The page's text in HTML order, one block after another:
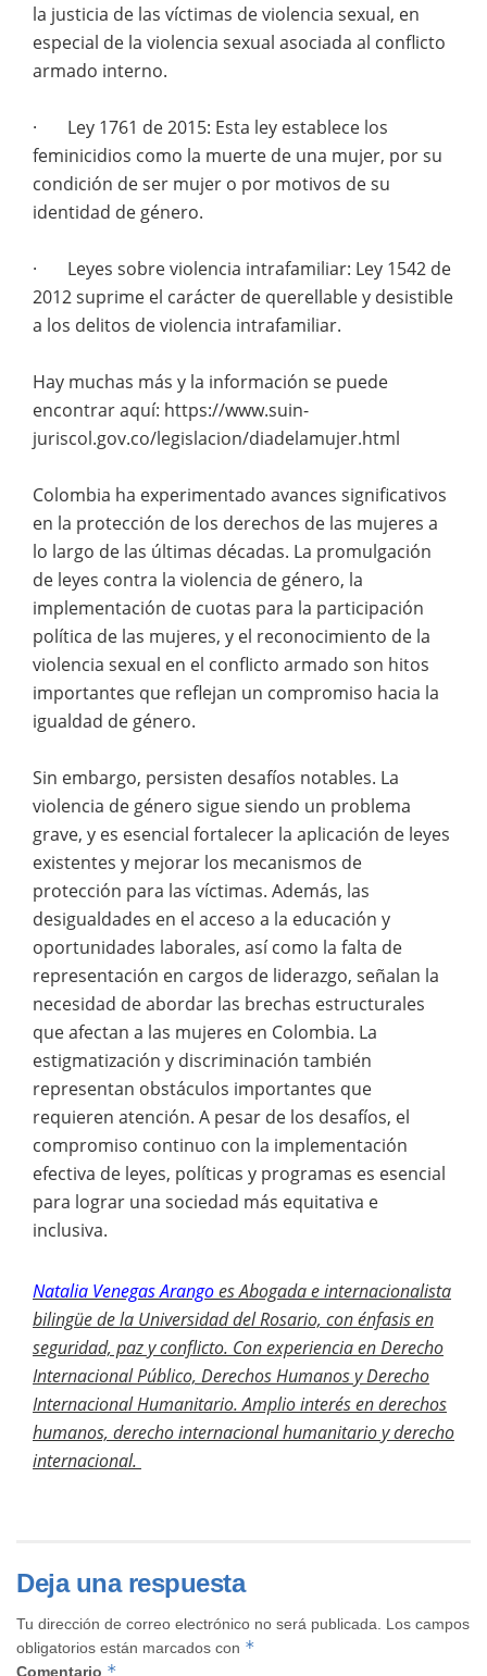
la justicia de las víctimas de violencia sexual, en
especial de la violencia sexual asociada al conflicto
armado interno.
· Ley 1761 de 2015: Esta ley establece los
feminicidios como la muerte de una mujer, por su
condición de ser mujer o por motivos de su
identidad de género.
· Leyes sobre violencia intrafamiliar: Ley 1542 de
2012 suprime el carácter de querellable y desistible
a los delitos de violencia intrafamiliar.
Hay muchas más y la información se puede
encontrar aquí: https://www.suin-
juriscol.gov.co/legislacion/diadelamujer.html
Colombia ha experimentado avances significativos
en la protección de los derechos de las mujeres a
lo largo de las últimas décadas. La promulgación
de leyes contra la violencia de género, la
implementación de cuotas para la participación
política de las mujeres, y el reconocimiento de la
violencia sexual en el conflicto armado son hitos
importantes que reflejan un compromiso hacia la
igualdad de género.
Sin embargo, persisten desafíos notables. La
violencia de género sigue siendo un problema
grave, y es esencial fortalecer la aplicación de leyes
existentes y mejorar los mecanismos de
protección para las víctimas. Además, las
desigualdades en el acceso a la educación y
oportunidades laborales, así como la falta de
representación en cargos de liderazgo, señalan la
necesidad de abordar las brechas estructurales
que afectan a las mujeres en Colombia. La
estigmatización y discriminación también
representan obstáculos importantes que
requieren atención. A pesar de los desafíos, el
compromiso continuo con la implementación
efectiva de leyes, políticas y programas es esencial
para lograr una sociedad más equitativa e
inclusiva.
Natalia Venegas Arangoes Abogada e internacionalista
bilingüe de la Universidad del Rosario, con énfasis en
seguridad, paz y conflicto. Con experiencia en Derecho
Internacional Público, Derechos Humanos y Derecho
Internacional Humanitario. Amplio interés en derechos
humanos, derecho internacional humanitario y derecho
internacional.
Deja una respuesta
Tu dirección de correo electrónico no será publicada.
Los campos
obligatorios están marcados con *
Comentario *